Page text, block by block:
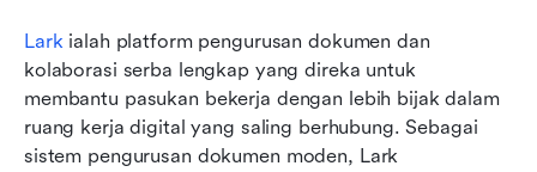
Lark ialah platform pengurusan dokumen dan
kolaborasi serba lengkap yang direka untuk
membantu pasukan bekerja dengan lebih bijak dalam
ruang kerja digital yang saling berhubung. Sebagai
sistem pengurusan dokumen moden, Lark